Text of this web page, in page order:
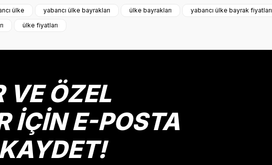
ülke yabancı ülke bayrakları ülke bayrakları yabancı ülke bayrak fiyatları
ülke fiyatları
VE ÖZEL
İÇİN E-POSTA